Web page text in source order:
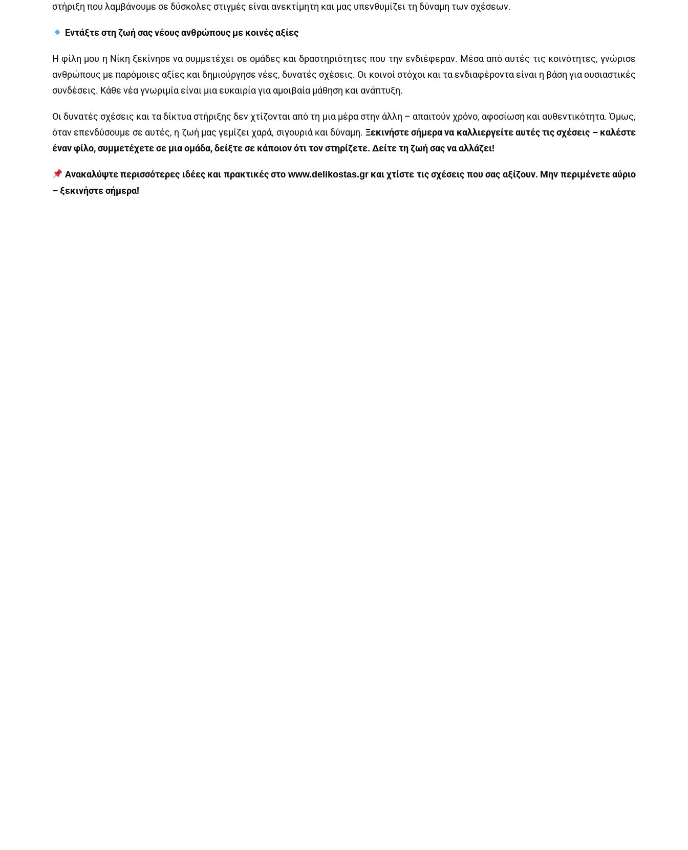
στήριξη που λαμβάνουμε σε δύσκολες στιγμές είναι ανεκτίμητη και μας υπενθυμίζει τη δύναμη των σχέσεων.
Εντάξτε στη ζωή σας νέους ανθρώπους με κοινές αξίες
Η φίλη μου η Νίκη ξεκίνησε να συμμετέχει σε ομάδες και δραστηριότητες που την ενδιέφεραν. Μέσα από αυτές τις κοινότητες, γνώρισε
ανθρώπους με παρόμοιες αξίες και δημιούργησε νέες, δυνατές σχέσεις. Οι κοινοί στόχοι και τα ενδιαφέροντα είναι η βάση για ουσιαστικές
συνδέσεις. Κάθε νέα γνωριμία είναι μια ευκαιρία για αμοιβαία μάθηση και ανάπτυξη.
Οι δυνατές σχέσεις και τα δίκτυα στήριξης δεν χτίζονται από τη μια μέρα στην άλλη – απαιτούν χρόνο, αφοσίωση και αυθεντικότητα. Όμως,
όταν επενδύσουμε σε αυτές, η ζωή μας γεμίζει χαρά, σιγουριά και δύναμη. Ξεκινήστε σήμερα να καλλιεργείτε αυτές τις σχέσεις – καλέστε
έναν φίλο, συμμετέχετε σε μια ομάδα, δείξτε σε κάποιον ότι τον στηρίζετε. Δείτε τη ζωή σας να αλλάζει!
Ανακαλύψτε περισσότερες ιδέες και πρακτικές στο www.delikostas.grκαι χτίστε τις σχέσεις που σας αξίζουν. Μην περιμένετε αύριο
– ξεκινήστε σήμερα!